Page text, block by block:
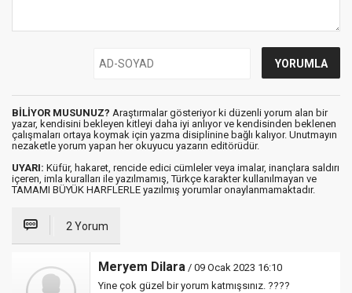
BİLİYOR MUSUNUZ? Araştırmalar gösteriyor ki düzenli yorum alan bir
yazar, kendisini bekleyen kitleyi daha iyi anlıyor ve kendisinden beklenen
çalışmaları ortaya koymak için yazma disiplinine bağlı kalıyor. Unutmayın
nezaketle yorum yapan her okuyucu yazarın editörüdür.
UYARI: Küfür, hakaret, rencide edici cümleler veya imalar, inançlara saldırı
içeren, imla kuralları ile yazılmamış, Türkçe karakter kullanılmayan ve
TAMAMI BÜYÜK HARFLERLE yazılmış yorumlar onaylanmamaktadır.
2 Yorum
Meryem Dilara / 09 Ocak 2023 16:10
Yine çok güzel bir yorum katmışsınız. ????